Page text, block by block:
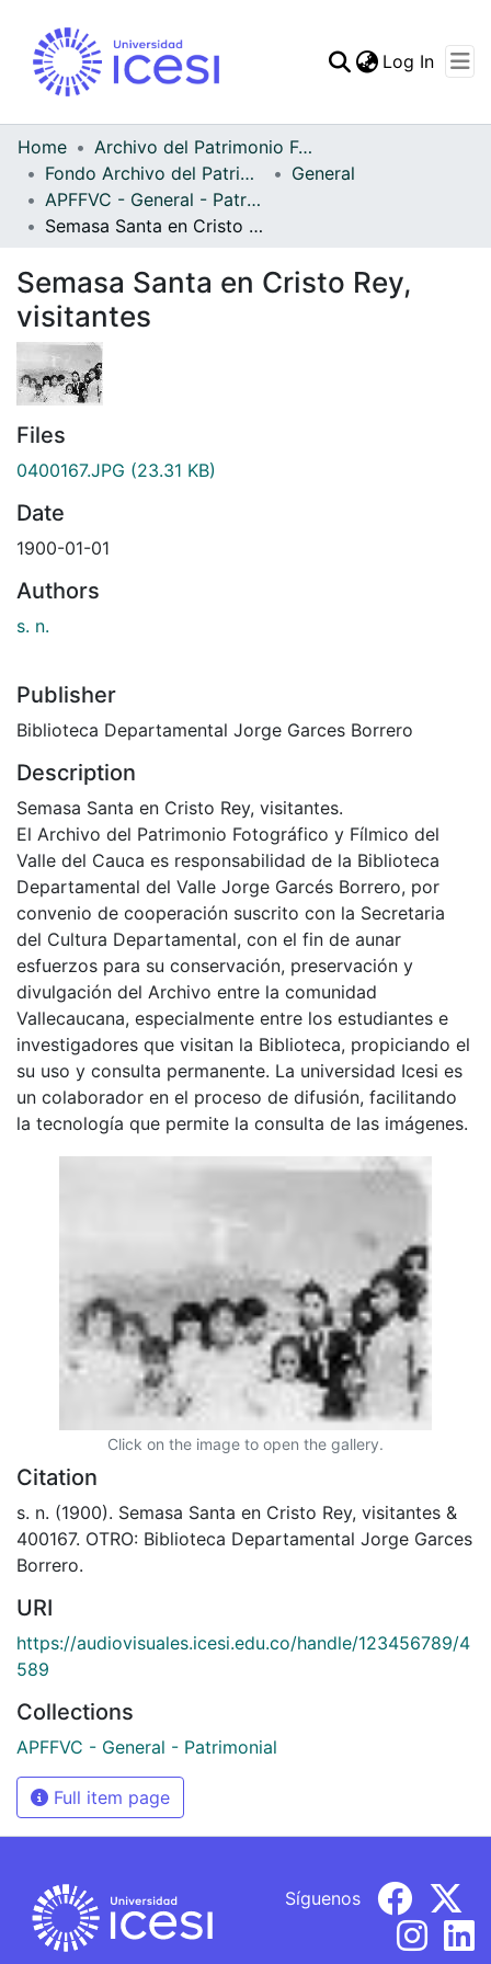
Statistics
Log In
Home
Archivo del Patrimonio Fotográfico y Fílmico del Valle del Cauca
Fondo Archivo del Patrimonio Fotográfico y Fílmico del Valle del Cauca
General
APFFVC - General - Patrimonial
Semasa Santa en Cristo Rey, visitantes
Semasa Santa en Cristo Rey,
visitantes
Files
0400167.JPG (23.31 KB)
Date
1900-01-01
Authors
s. n.
Publisher
Biblioteca Departamental Jorge Garces Borrero
Description
Semasa Santa en Cristo Rey, visitantes.
El Archivo del Patrimonio Fotográfico y Fílmico del
Valle del Cauca es responsabilidad de la Biblioteca
Departamental del Valle Jorge Garcés Borrero, por
convenio de cooperación suscrito con la Secretaria
del Cultura Departamental, con el fin de aunar
esfuerzos para su conservación, preservación y
divulgación del Archivo entre la comunidad
Vallecaucana, especialmente entre los estudiantes e
investigadores que visitan la Biblioteca, propiciando el
su uso y consulta permanente. La universidad Icesi es
un colaborador en el proceso de difusión, facilitando
la tecnología que permite la consulta de las imágenes.
Click on the image to open the gallery.
Citation
s. n. (1900). Semasa Santa en Cristo Rey, visitantes &
400167. OTRO: Biblioteca Departamental Jorge Garces
Borrero.
URI
https://audiovisuales.icesi.edu.co/handle/123456789/4
589
Collections
APFFVC - General - Patrimonial
Full item page
Síguenos